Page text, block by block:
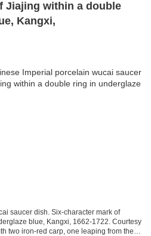
Jiajing within a double
Kangxi,
saucer dish. Six-character mark of
blue, Kangxi, 1662-1722. Courtesy
two iron-red carp, one leaping from the